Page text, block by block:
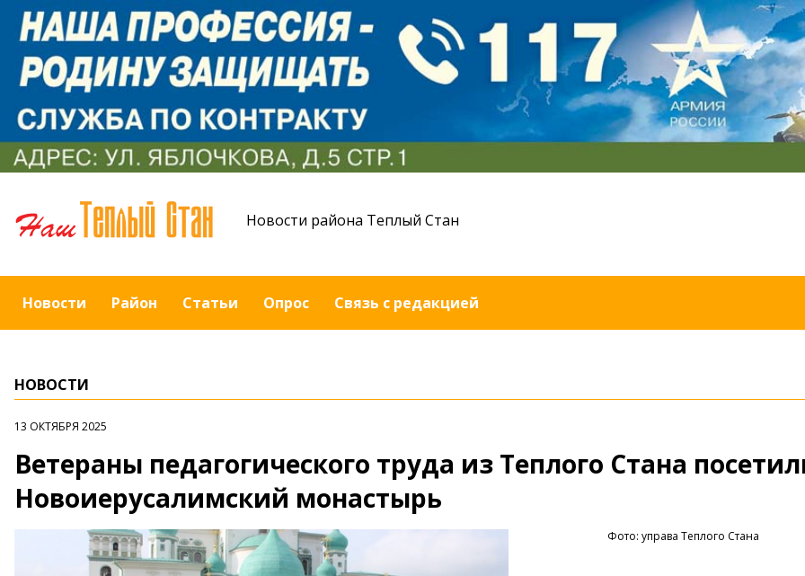
Новости района Теплый Стан
Новости Район Статьи Опрос Связь с редакцией
НОВОСТИ
13 ОКТЯБРЯ 2025
Ветераны педагогического труда из Теплого Стана
Новоиерусалимский монастырь
Фото: управа Теплого Стана